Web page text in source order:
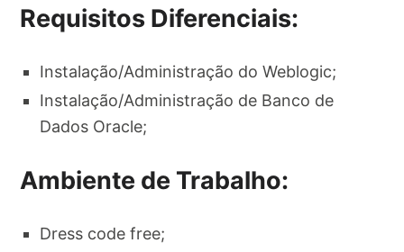
Requisitos Diferenciais:
Instalação/Administração do Weblogic;
Instalação/Administração de Banco de
Dados Oracle;
Ambiente de Trabalho:
Dress code free;